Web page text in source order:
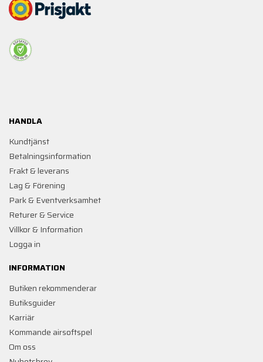
HANDLA
Kundtjänst
Betalningsinformation
Frakt & leverans
Lag & Förening
Park & Eventverksamhet
Returer & Service
Villkor & Information
Logga in
INFORMATION
Butiken rekommenderar
Butiksguider
Karriär
Kommande airsoftspel
Om oss